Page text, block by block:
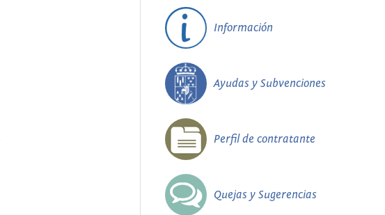
Información
Ayudas y Subvenciones
Perfil de contratante
Quejas y Sugerencias